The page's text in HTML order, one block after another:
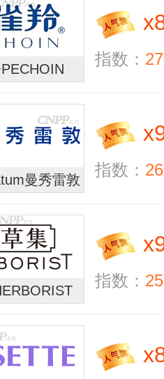
x
指数：
曼秀雷敦
x
指数：
x
指数：
x